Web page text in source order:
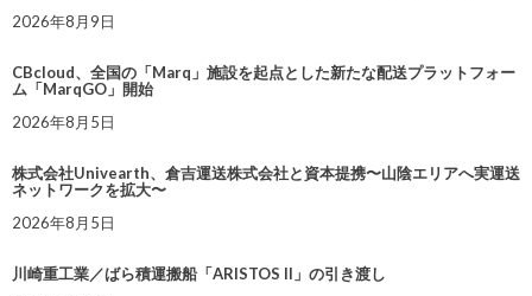
2026年8月9日
CBcloud、全国の「Marq」施設を起点とした新たな配送プラットフォー
ム「MarqGO」開始
2026年8月5日
株式会社Univearth、倉吉運送株式会社と資本提携〜山陰エリアへ実運送
ネットワークを拡大〜
2026年8月5日
川崎重工業／ばら積運搬船「ARISTOS II」の引き渡し